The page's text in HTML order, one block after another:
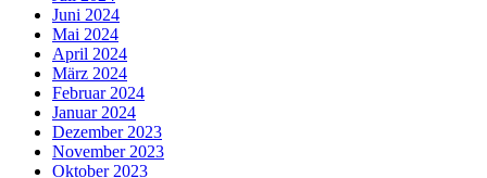
Juni 2024
Mai 2024
April 2024
März 2024
Februar 2024
Januar 2024
Dezember 2023
November 2023
Oktober 2023